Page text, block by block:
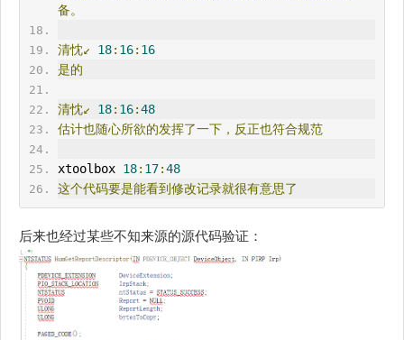
备。
清忱↙ 18: 16: 16
是的
清忱↙ 18: 16:48
估计也随心所欲的发挥了一下，反正也符合规范
xtoolbox 18: 17:48
这个代码要是能看到修改记录就很有意思了
后来也经过某些不知来源的源代码验证：